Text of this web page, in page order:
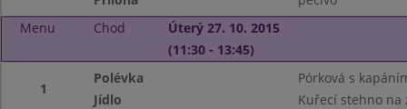
Menu
Chod
Úterý 27. 10. 2015
(11:30 - 13:45)
1
Polévka
Pórková s
Jídlo
Kuřecí stehno na